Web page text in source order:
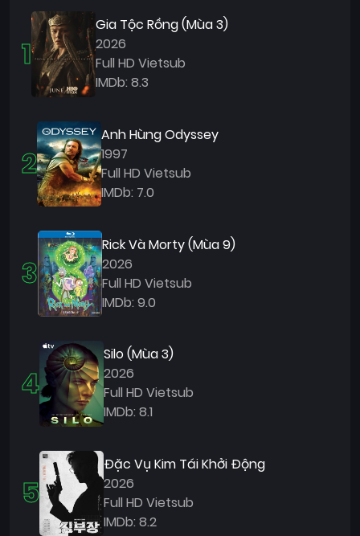
1
Gia Tộc Rồng (Mùa 3)
2026
Full HD Vietsub
IMDb: 8.3
2
Anh Hùng Odyssey
1997
Full HD Vietsub
IMDb: 7.0
3
Rick Và Morty (Mùa 9)
2026
Full HD Vietsub
IMDb: 9.0
4
Silo (Mùa 3)
2026
Full HD Vietsub
IMDb: 8.1
5
Đặc Vụ Kim Tái Khởi Động
2026
Full HD Vietsub
IMDb: 8.2